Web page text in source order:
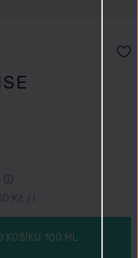
Kč / l
DO KOŠÍKU 100 ML